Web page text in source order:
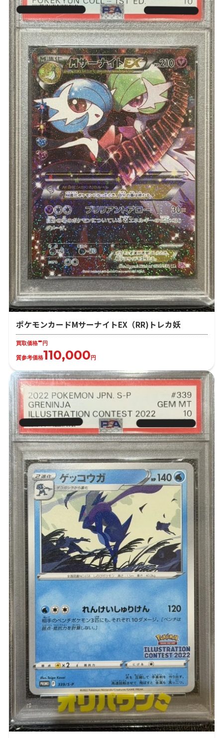
ポケモンカードMサーナイトEX（RR)トレカ妖
買取価格- 円
質参考価格110,000 円